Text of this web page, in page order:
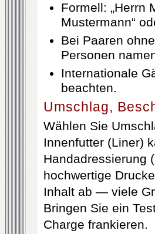
Formell: „Herrn
Mustermann“
Bei Paaren
Personen
Internationale
beachten.
Umschlag,
Wählen Sie
Innenfutter (Liner)
Handadressierung
hochwertige
Inhalt ab — viele
Bringen Sie ein
Charge frankieren.